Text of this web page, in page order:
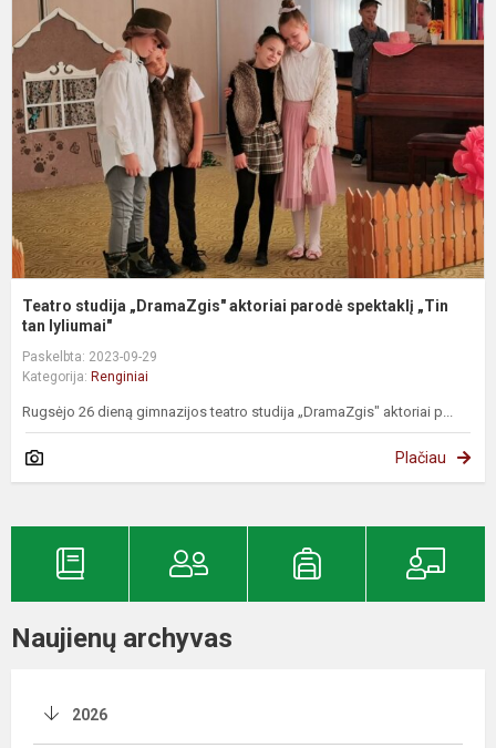
Teatro studija „DramaZgis" aktoriai parodė spektaklį „Tin
tan lyliumai"
Paskelbta: 2023-09-29
Kategorija: Renginiai
Rugsėjo 26 dieną gimnazijos teatro studija „DramaZgis" aktoriai p...
Plačiau
Naujienų archyvas
2026